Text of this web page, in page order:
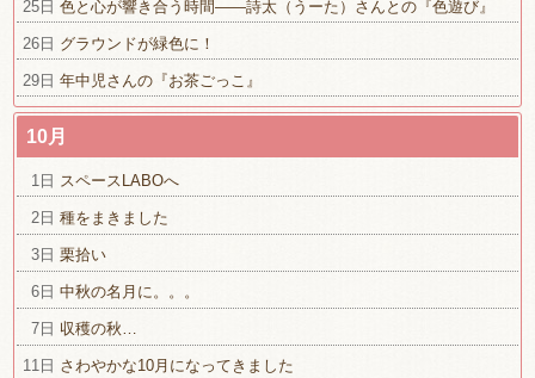
25日 色と心が響き合う時間――詩太（うーた）さんとの『色遊び』
26日 グラウンドが緑色に！
29日 年中児さんの『お茶ごっこ』
10月
1日 スペースLABOへ
2日 種をまきました
3日 栗拾い
6日 中秋の名月に。。。
7日 収穫の秋…
11日 さわやかな10月になってきました